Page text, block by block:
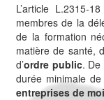
L’article L.2315-
membres de la
de la formation
matière de santé,
d’ordre public. De
durée minimale
entreprises de